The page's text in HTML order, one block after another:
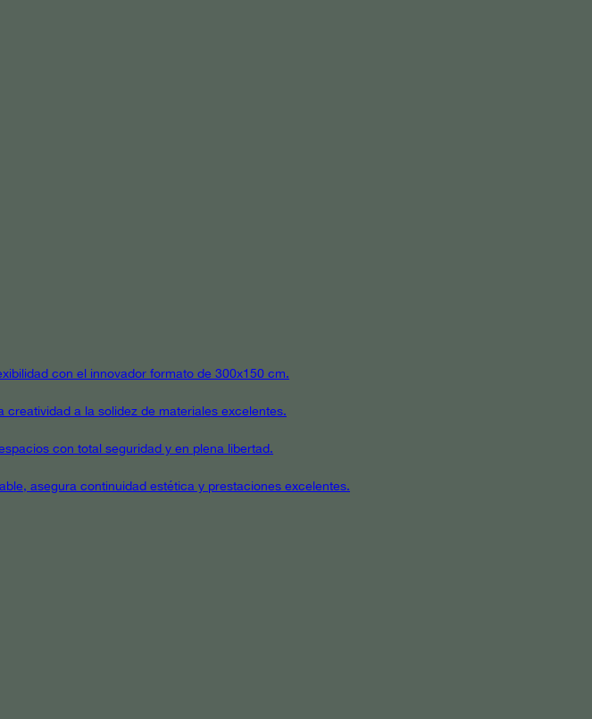
con el innovador formato de 300x150 cm.
a la solidez de materiales excelentes.
con total seguridad y en plena libertad.
asegura continuidad estética y prestaciones excelentes.